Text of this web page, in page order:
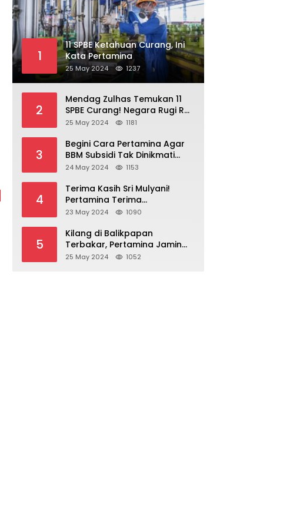
1
11 SPBE Ketahuan Curang, Ini
Kata Pertamina
25 May 2024 1237
2
Mendag Zulhas Temukan 11
SPBE Curang! Negara Rugi Rp
18,7 Miliar/ Tahun
25 May 2024 1181
3
Begini Cara Pertamina Agar
BBM Subsidi Tak Dinikmati
Orang Kaya!
24 May 2024 1153
4
Terima Kasih Sri Mulyani!
Pertamina Terima
Kompensasi BBM Rp 43,52
23 May 2024 1090
5
Kilang di Balikpapan
Terbakar, Pertamina Jamin
Pasokan BBM Aman
25 May 2024 1052